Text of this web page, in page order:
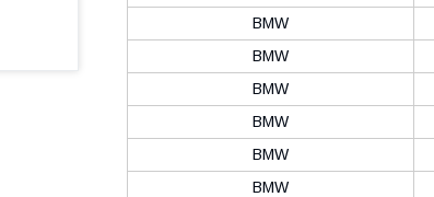
BMW
BMW
BMW
BMW
BMW
BMW